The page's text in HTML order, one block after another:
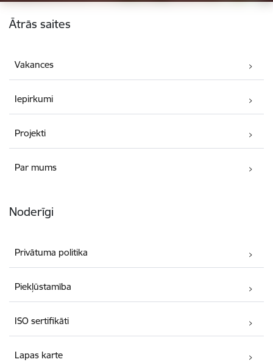
Kājene
Ātrās saites
Vakances
Iepirkumi
Projekti
Par mums
Noderīgi
Privātuma politika
Piekļūstamība
ISO sertifikāti
Lapas karte